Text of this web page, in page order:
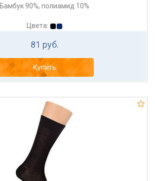
Бамбук 90%, полиамид 10%
Цвета:
81 руб.
Купить